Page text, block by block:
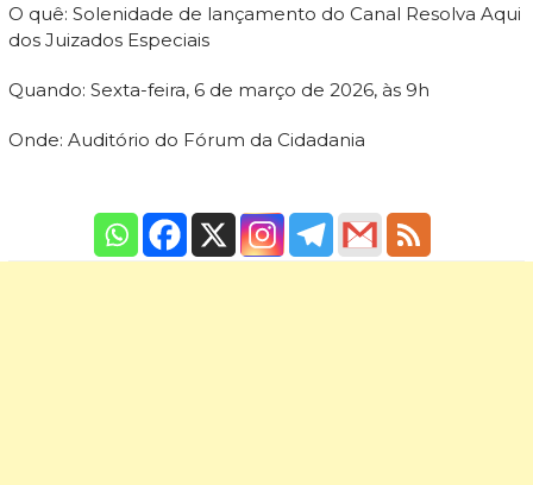
O quê: Solenidade de lançamento do Canal Resolva Aqui
dos Juizados Especiais
Quando: Sexta-feira, 6 de março de 2026, às 9h
Onde: Auditório do Fórum da Cidadania